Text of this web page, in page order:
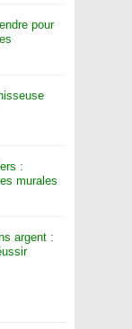
pour
:
murales
argent :